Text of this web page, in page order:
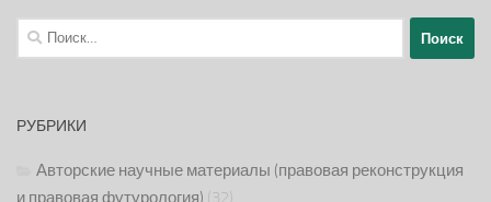
Найти:
РУБРИКИ
Авторские научные материалы (правовая реконструкция
и правовая футурология) (32)